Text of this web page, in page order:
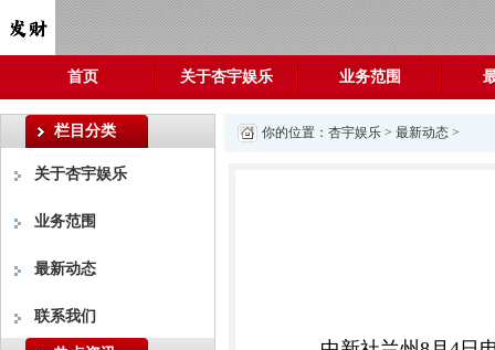
首页 关于杏宇娱乐 业务范围
栏目分类
关于杏宇娱乐
业务范围
最新动态
联系我们
你的位置： 杏宇娱乐 > 最新动态 >